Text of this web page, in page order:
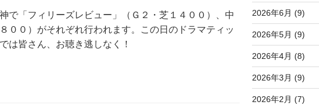
で「フィリーズレビュー」（Ｇ２・芝１４００）、中
００）がそれぞれ行われます。この日のドラマティッ
は皆さん、お聴き逃しなく！
2026年6月 (9)
2026年5月 (9)
2026年4月 (8)
2026年3月 (9)
2026年2月 (7)